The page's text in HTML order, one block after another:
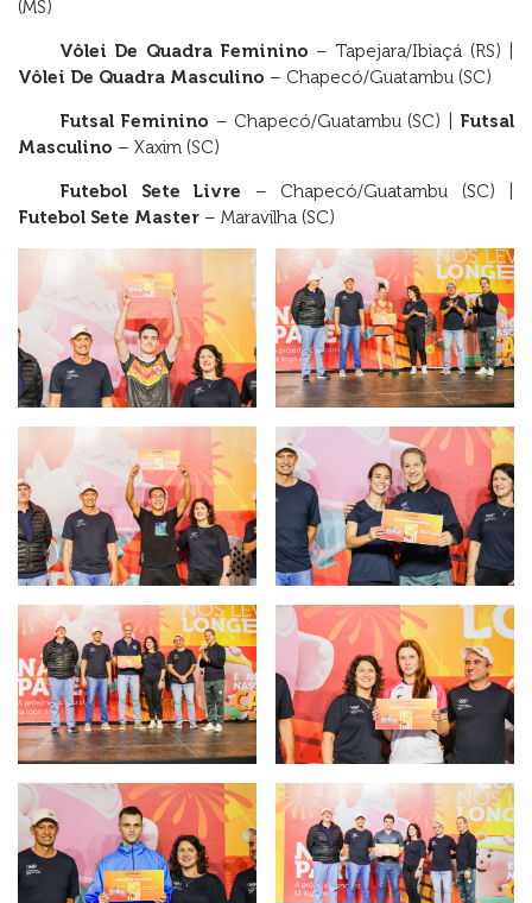
(MS)
Vôlei De Quadra Feminino – Tapejara/Ibiaçá (RS) |
Vôlei De Quadra Masculino – Chapecó/Guatambu (SC)
Futsal Feminino – Chapecó/Guatambu (SC) | Futsal
Masculino – Xaxim (SC)
Futebol Sete Livre – Chapecó/Guatambu (SC) |
Futebol Sete Master – Maravilha (SC)